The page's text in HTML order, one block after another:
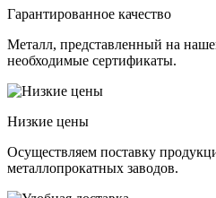
Гарантированное качество
Металл, представленный на
необходимые сертификаты.
Низкие цены
Осуществляем поставку
металлопрокатных заводов.